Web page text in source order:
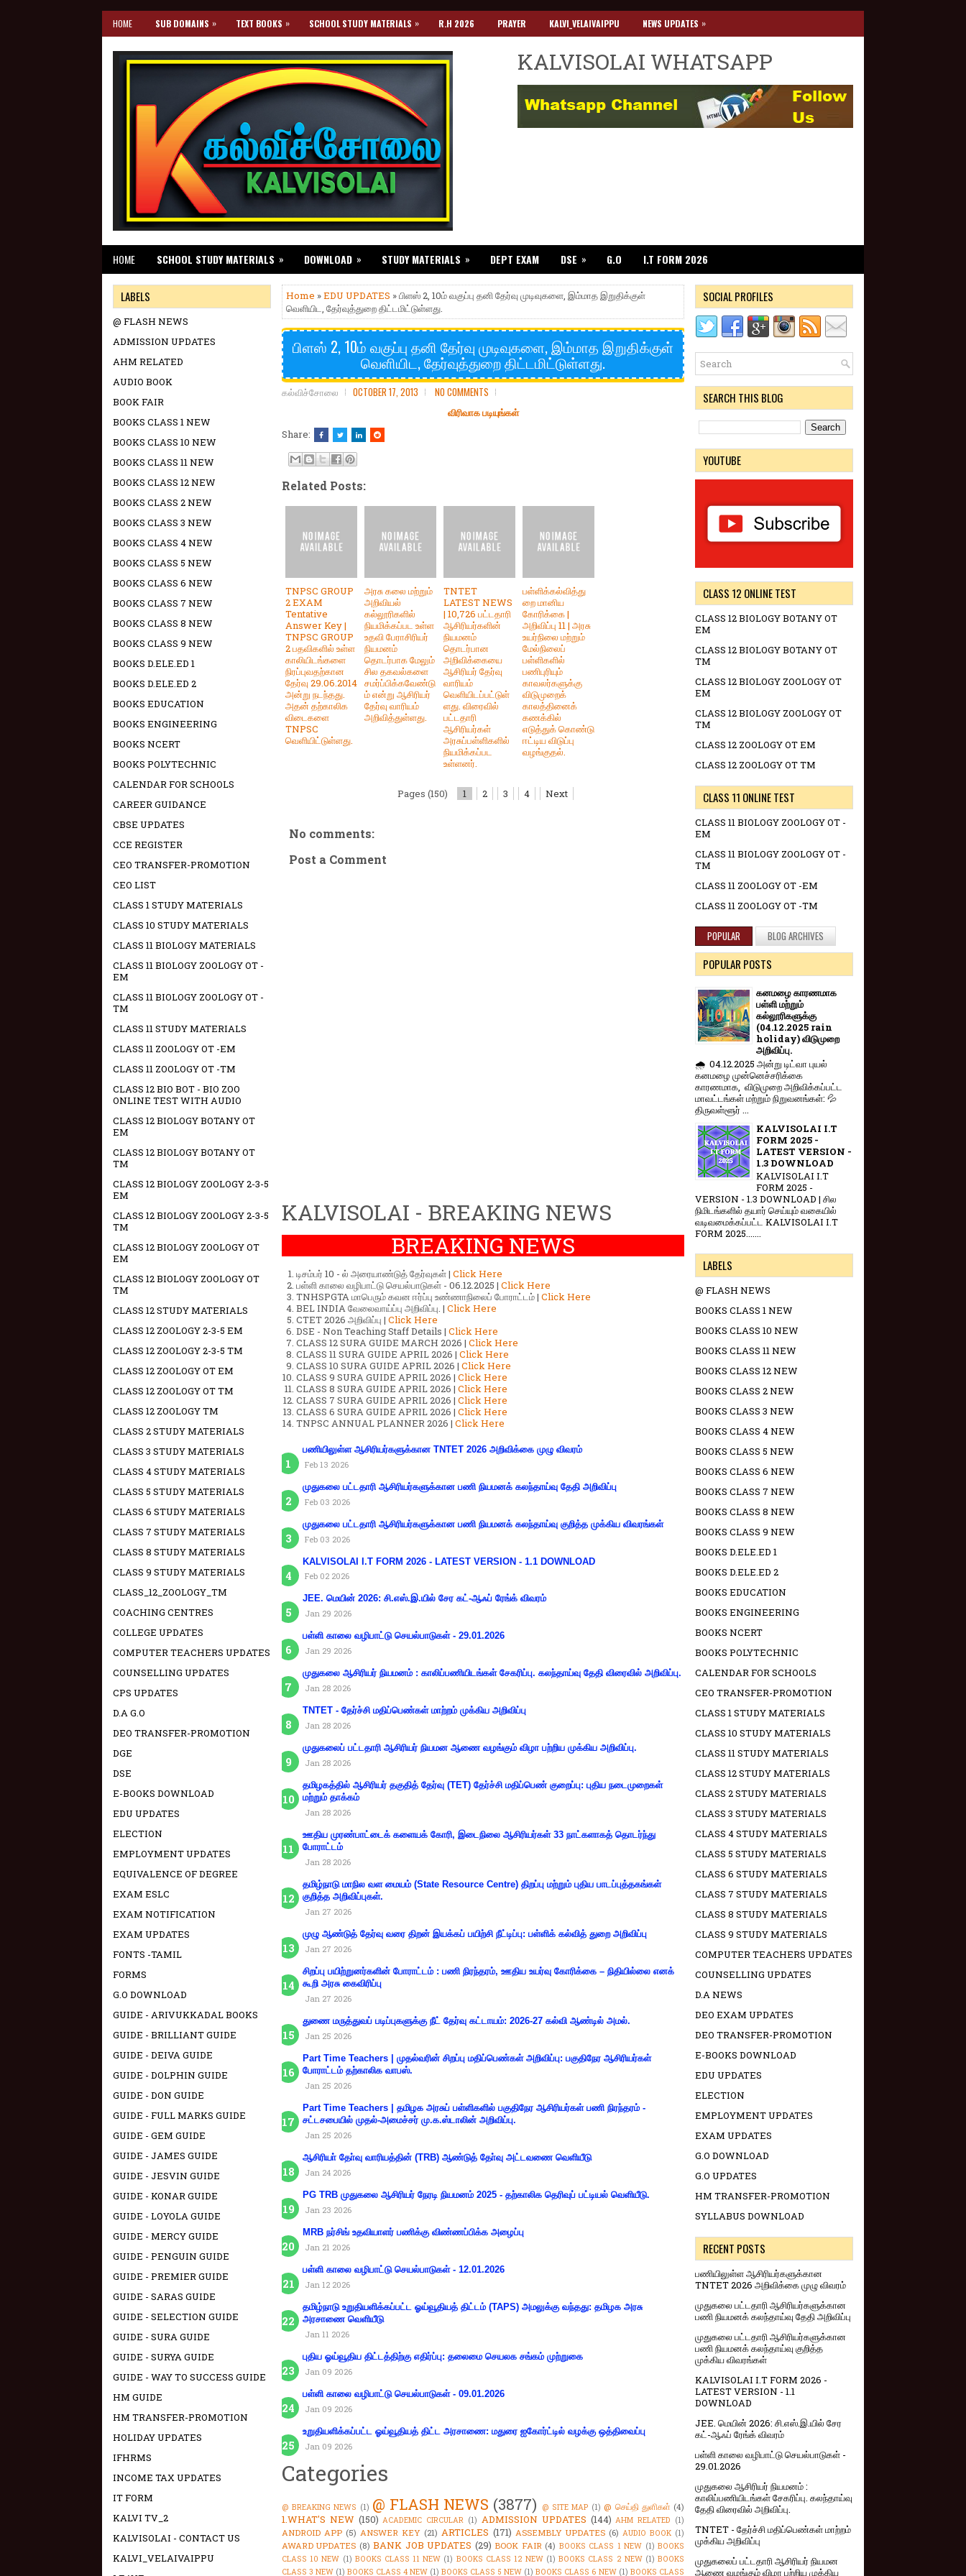
HOME SUB DOMAINS » TEXT BOOKS » SCHOOL STUDY MATERIALS » R.H 2026 PRAYER KALVI_VELAIVAIPPU NEWS UPDATES »
KALVISOLAI WHATSAPP
HOME SCHOOL STUDY MATERIALS » DOWNLOAD » STUDY MATERIALS » DEPT EXAM DSE » G.O I.T FORM 2026
Home »EDU UPDATES » பிளஸ் 2, 10ம் வகுப்பு தனி தேர்வு முடிவுகளை, இம்மாத இறுதிக்குள்
வெளியிட, தேர்வுத்துறை திட்டமிட்டுள்ளது.
பிளஸ் 2, 10ம் வகுப்பு தனி தேர்வு முடிவுகளை, இம்மாத இறுதிக்குள்
வெளியிட, தேர்வுத்துறை திட்டமிட்டுள்ளது.
கல்விச்சோலை OCTOBER 17, 2013 NO COMMENTS
விரிவாக படியுங்கள்
Share:
Related Posts:
TNPSC GROUP
2 EXAM
Tentative
Answer Key |
TNPSC GROUP
2 பதவிகளில் உள்ள
காலியிடங்களை
நிரப்புவதற்கான
தேர்வு 29.06.2014
அன்று நடந்தது.
அதன் தற்காலிக
விடைகளை
TNPSC
வெளியிட்டுள்ளது.
அரசு கலை மற்றும்
அறிவியல்
கல்லூரிகளில்
நியமிக்கப்பட உள்ள
உதவி பேராசிரியர்
நியமனம்
தொடர்பாக மேலும்
சில தகவல்களை
சமர்ப்பிக்கவேண்டு
ம் என்று ஆசிரியர்
தேர்வு வாரியம்
அறிவித்துள்ளது.
TNTET
LATEST NEWS
| 10,726 பட்டதாரி
ஆசிரியர்களின்
நியமனம்
தொடர்பான
அறிவிக்கையை
ஆசிரியர் தேர்வு
வாரியம்
வெளியிடப்பட்டுள்
ளது. விரைவில்
பட்டதாரி
ஆசிரியர்கள்
அரசுப்பள்ளிகளில்
நியமிக்கப்பட
உள்ளனர்.
பள்ளிக்கல்வித்து
றை மானிய
கோரிக்கை |
அறிவிப்பு 11 | அரசு
உயர்நிலை மற்றும்
மேல்நிலைப்
பள்ளிகளில்
பணிபுரியும்
காவலர்களுக்கு
விடுமுறைக்
காலத்தினைக்
கணக்கில்
எடுத்துக் கொண்டு
ஈட்டிய விடுப்பு
வழங்குதல்.
Pages (150) 1 2 3 4 Next
No comments:
Post a Comment
KALVISOLAI - BREAKING NEWS
BREAKING NEWS
டிசம்பர் 10 - ல் அரையாண்டுத் தேர்வுகள் | Click Here
பள்ளி காலை வழிபாட்டு செயல்பாடுகள் - 06.12.2025 | Click Here
TNHSPGTA மாபெரும் கவன ஈர்ப்பு உண்ணாநிலைப் போராட்டம் | Click Here
BEL INDIA வேலைவாய்ப்பு அறிவிப்பு. | Click Here
CTET 2026 அறிவிப்பு | Click Here
DSE - Non Teaching Staff Details | Click Here
CLASS 12 SURA GUIDE MARCH 2026 | Click Here
CLASS 11 SURA GUIDE APRIL 2026 | Click Here
CLASS 10 SURA GUIDE APRIL 2026 | Click Here
CLASS 9 SURA GUIDE APRIL 2026 | Click Here
CLASS 8 SURA GUIDE APRIL 2026 | Click Here
CLASS 7 SURA GUIDE APRIL 2026 | Click Here
CLASS 6 SURA GUIDE APRIL 2026 | Click Here
TNPSC ANNUAL PLANNER 2026 | Click Here
பணியிலுள்ள ஆசிரியர்களுக்கான TNTET 2026 அறிவிக்கை முழு விவரம்
Feb 13 2026
முதுகலை பட்டதாரி ஆசிரியர்களுக்கான பணி நியமனக் கலந்தாய்வு தேதி அறிவிப்பு
Feb 03 2026
முதுகலை பட்டதாரி ஆசிரியர்களுக்கான பணி நியமனக் கலந்தாய்வு குறித்த முக்கிய விவரங்கள்
Feb 03 2026
KALVISOLAI I.T FORM 2026 - LATEST VERSION - 1.1 DOWNLOAD
Feb 02 2026
JEE. மெயின் 2026: சி.எஸ்.இ.யில் சேர கட்-ஆஃப் ரேங்க் விவரம்
Jan 29 2026
பள்ளி காலை வழிபாட்டு செயல்பாடுகள் - 29.01.2026
Jan 29 2026
முதுகலை ஆசிரியர் நியமனம் : காலிப்பணியிடங்கள் சேகரிப்பு. கலந்தாய்வு தேதி விரைவில் அறிவிப்பு.
Jan 28 2026
TNTET - தேர்ச்சி மதிப்பெண்கள் மாற்றம் முக்கிய அறிவிப்பு
Jan 28 2026
முதுகலைப் பட்டதாரி ஆசிரியர் நியமன ஆணை வழங்கும் விழா பற்றிய முக்கிய அறிவிப்பு.
Jan 28 2026
தமிழகத்தில் ஆசிரியர் தகுதித் தேர்வு (TET) தேர்ச்சி மதிப்பெண் குறைப்பு: புதிய நடைமுறைகள்
மற்றும் தாக்கம்
Jan 28 2026
ஊதிய முரண்பாட்டைக் களையக் கோரி, இடைநிலை ஆசிரியர்கள் 33 நாட்களாகத் தொடர்ந்து
போராட்டம்
Jan 28 2026
தமிழ்நாடு மாநில வள மையம் (State Resource Centre) திறப்பு மற்றும் புதிய பாடப்புத்தகங்கள்
குறித்த அறிவிப்புகள்.
Jan 27 2026
முழு ஆண்டுத் தேர்வு வரை திறன் இயக்கப் பயிற்சி நீட்டிப்பு: பள்ளிக் கல்வித் துறை அறிவிப்பு
Jan 27 2026
சிறப்பு பயிற்றுனர்களின் போராட்டம் : பணி நிரந்தரம், ஊதிய உயர்வு கோரிக்கை – நிதியில்லை எனக்
கூறி அரசு கைவிரிப்பு
Jan 27 2026
துணை மருத்துவப் படிப்புகளுக்கு நீட் தேர்வு கட்டாயம்: 2026-27 கல்வி ஆண்டில் அமல்.
Jan 25 2026
Part Time Teachers | முதல்வரின் சிறப்பு மதிப்பெண்கள் அறிவிப்பு: பகுதிநேர ஆசிரியர்கள்
போராட்டம் தற்காலிக வாபஸ்.
Jan 25 2026
Part Time Teachers | தமிழக அரசுப் பள்ளிகளில் பகுதிநேர ஆசிரியர்கள் பணி நிரந்தரம் -
சட்டசபையில் முதல்-அமைச்சர் மு.க.ஸ்டாலின் அறிவிப்பு.
Jan 25 2026
ஆசிரியா் தோ்வு வாரியத்தின் (TRB) ஆண்டுத் தோ்வு அட்டவணை வெளியீடு
Jan 24 2026
PG TRB முதுகலை ஆசிரியர் நேரடி நியமனம் 2025 - தற்காலிக தெரிவுப் பட்டியல் வெளியீடு.
Jan 23 2026
MRB நர்சிங் உதவியாளர் பணிக்கு விண்ணப்பிக்க அழைப்பு
Jan 21 2026
பள்ளி காலை வழிபாட்டு செயல்பாடுகள் - 12.01.2026
Jan 12 2026
தமிழ்நாடு உறுதியளிக்கப்பட்ட ஓய்வூதியத் திட்டம் (TAPS) அமலுக்கு வந்தது: தமிழக அரசு
அரசாணை வெளியீடு
Jan 11 2026
புதிய ஓய்வூதிய திட்டத்திற்கு எதிர்ப்பு: தலைமை செயலக சங்கம் முற்றுகை
Jan 09 2026
பள்ளி காலை வழிபாட்டு செயல்பாடுகள் - 09.01.2026
Jan 09 2026
உறுதியளிக்கப்பட்ட ஓய்வூதியத் திட்ட அரசாணை: மதுரை ஐகோர்ட்டில் வழக்கு ஒத்திவைப்பு
Jan 09 2026
Categories
@ BREAKING NEWS (1) @ FLASH NEWS (3877) @ SITE MAP (1) @ செய்தி துளிகள் (4)
1.WHAT'S NEW (150) ACADEMIC CIRCULAR (1) ADMISSION UPDATES (144) AHM RELATED (1)
ANDROID APP (5) ANSWER KEY (21) ARTICLES (171) ASSEMBLY UPDATES (6) AUDIO BOOK (1)
AWARD UPDATES (8) BANK JOB UPDATES (29) BOOK FAIR (4) BOOKS CLASS 1 NEW (1) BOOKS
CLASS 10 NEW (1) BOOKS CLASS 11 NEW (1) BOOKS CLASS 12 NEW (1) BOOKS CLASS 2 NEW (1) BOOKS
CLASS 3 NEW (1) BOOKS CLASS 4 NEW (1) BOOKS CLASS 5 NEW (1) BOOKS CLASS 6 NEW (1) BOOKS CLASS
LABELS
@ FLASH NEWS
ADMISSION UPDATES
AHM RELATED
AUDIO BOOK
BOOK FAIR
BOOKS CLASS 1 NEW
BOOKS CLASS 10 NEW
BOOKS CLASS 11 NEW
BOOKS CLASS 12 NEW
BOOKS CLASS 2 NEW
BOOKS CLASS 3 NEW
BOOKS CLASS 4 NEW
BOOKS CLASS 5 NEW
BOOKS CLASS 6 NEW
BOOKS CLASS 7 NEW
BOOKS CLASS 8 NEW
BOOKS CLASS 9 NEW
BOOKS D.ELE.ED 1
BOOKS D.ELE.ED 2
BOOKS EDUCATION
BOOKS ENGINEERING
BOOKS NCERT
BOOKS POLYTECHNIC
CALENDAR FOR SCHOOLS
CAREER GUIDANCE
CBSE UPDATES
CCE REGISTER
CEO TRANSFER-PROMOTION
CEO LIST
CLASS 1 STUDY MATERIALS
CLASS 10 STUDY MATERIALS
CLASS 11 BIOLOGY MATERIALS
CLASS 11 BIOLOGY ZOOLOGY OT -
EM
CLASS 11 BIOLOGY ZOOLOGY OT -
TM
CLASS 11 STUDY MATERIALS
CLASS 11 ZOOLOGY OT -EM
CLASS 11 ZOOLOGY OT -TM
CLASS 12 BIO BOT - BIO ZOO
ONLINE TEST WITH AUDIO
CLASS 12 BIOLOGY BOTANY OT
EM
CLASS 12 BIOLOGY BOTANY OT
TM
CLASS 12 BIOLOGY ZOOLOGY 2-3-5
EM
CLASS 12 BIOLOGY ZOOLOGY 2-3-5
TM
CLASS 12 BIOLOGY ZOOLOGY OT
EM
CLASS 12 BIOLOGY ZOOLOGY OT
TM
CLASS 12 STUDY MATERIALS
CLASS 12 ZOOLOGY 2-3-5 EM
CLASS 12 ZOOLOGY 2-3-5 TM
CLASS 12 ZOOLOGY OT EM
CLASS 12 ZOOLOGY OT TM
CLASS 12 ZOOLOGY TM
CLASS 2 STUDY MATERIALS
CLASS 3 STUDY MATERIALS
CLASS 4 STUDY MATERIALS
CLASS 5 STUDY MATERIALS
CLASS 6 STUDY MATERIALS
CLASS 7 STUDY MATERIALS
CLASS 8 STUDY MATERIALS
CLASS 9 STUDY MATERIALS
CLASS_12_ZOOLOGY_TM
COACHING CENTRES
COLLEGE UPDATES
COMPUTER TEACHERS UPDATES
COUNSELLING UPDATES
CPS UPDATES
D.A G.O
DEO TRANSFER-PROMOTION
DGE
DSE
E-BOOKS DOWNLOAD
EDU UPDATES
ELECTION
EMPLOYMENT UPDATES
EQUIVALENCE OF DEGREE
EXAM ESLC
EXAM NOTIFICATION
EXAM UPDATES
FONTS -TAMIL
FORMS
G.O DOWNLOAD
GUIDE - ARIVUKKADAL BOOKS
GUIDE - BRILLIANT GUIDE
GUIDE - DEIVA GUIDE
GUIDE - DOLPHIN GUIDE
GUIDE - DON GUIDE
GUIDE - FULL MARKS GUIDE
GUIDE - GEM GUIDE
GUIDE - JAMES GUIDE
GUIDE - JESVIN GUIDE
GUIDE - KONAR GUIDE
GUIDE - LOYOLA GUIDE
GUIDE - MERCY GUIDE
GUIDE - PENGUIN GUIDE
GUIDE - PREMIER GUIDE
GUIDE - SARAS GUIDE
GUIDE - SELECTION GUIDE
GUIDE - SURA GUIDE
GUIDE - SURYA GUIDE
GUIDE - WAY TO SUCCESS GUIDE
HM GUIDE
HM TRANSFER-PROMOTION
HOLIDAY UPDATES
IFHRMS
INCOME TAX UPDATES
IT FORM
KALVI TV_2
KALVISOLAI - CONTACT US
KALVI_VELAIVAIPPU
SOCIAL PROFILES
SEARCH THIS BLOG
YOUTUBE
CLASS 12 ONLINE TEST
CLASS 12 BIOLOGY BOTANY OT
EM
CLASS 12 BIOLOGY BOTANY OT
TM
CLASS 12 BIOLOGY ZOOLOGY OT
EM
CLASS 12 BIOLOGY ZOOLOGY OT
TM
CLASS 12 ZOOLOGY OT EM
CLASS 12 ZOOLOGY OT TM
CLASS 11 ONLINE TEST
CLASS 11 BIOLOGY ZOOLOGY OT -
EM
CLASS 11 BIOLOGY ZOOLOGY OT -
TM
CLASS 11 ZOOLOGY OT -EM
CLASS 11 ZOOLOGY OT -TM
POPULAR BLOG ARCHIVES
POPULAR POSTS
கனமழை காரணமாக
பள்ளி மற்றும்
கல்லூரிகளுக்கு
(04.12.2025 rain
holiday) விடுமுறை
அறிவிப்பு.
🌧️ 04.12.2025 அன்று டிட்வா புயல்
கனமழை முன்னெச்சரிக்கை
காரணமாக, விடுமுறை அறிவிக்கப்பட்ட
மாவட்டங்கள் மற்றும் நிறுவனங்கள்: 💦
திருவள்ளூர் ...
KALVISOLAI I.T
FORM 2025 -
LATEST VERSION -
1.3 DOWNLOAD
KALVISOLAI I.T
FORM 2025 -
VERSION - 1.3 DOWNLOAD | சில
நிமிடங்களில் தயார் செய்யும் வகையில்
வடிவமைக்கப்பட்ட KALVISOLAI I.T
FORM 2025.......
LABELS
@ FLASH NEWS
BOOKS CLASS 1 NEW
BOOKS CLASS 10 NEW
BOOKS CLASS 11 NEW
BOOKS CLASS 12 NEW
BOOKS CLASS 2 NEW
BOOKS CLASS 3 NEW
BOOKS CLASS 4 NEW
BOOKS CLASS 5 NEW
BOOKS CLASS 6 NEW
BOOKS CLASS 7 NEW
BOOKS CLASS 8 NEW
BOOKS CLASS 9 NEW
BOOKS D.ELE.ED 1
BOOKS D.ELE.ED 2
BOOKS EDUCATION
BOOKS ENGINEERING
BOOKS NCERT
BOOKS POLYTECHNIC
CALENDAR FOR SCHOOLS
CEO TRANSFER-PROMOTION
CLASS 1 STUDY MATERIALS
CLASS 10 STUDY MATERIALS
CLASS 11 STUDY MATERIALS
CLASS 12 STUDY MATERIALS
CLASS 2 STUDY MATERIALS
CLASS 3 STUDY MATERIALS
CLASS 4 STUDY MATERIALS
CLASS 5 STUDY MATERIALS
CLASS 6 STUDY MATERIALS
CLASS 7 STUDY MATERIALS
CLASS 8 STUDY MATERIALS
CLASS 9 STUDY MATERIALS
COMPUTER TEACHERS UPDATES
COUNSELLING UPDATES
D.A NEWS
DEO EXAM UPDATES
DEO TRANSFER-PROMOTION
E-BOOKS DOWNLOAD
EDU UPDATES
ELECTION
EMPLOYMENT UPDATES
EXAM UPDATES
G.O DOWNLOAD
G.O UPDATES
HM TRANSFER-PROMOTION
SYLLABUS DOWNLOAD
RECENT POSTS
பணியிலுள்ள ஆசிரியர்களுக்கான
TNTET 2026 அறிவிக்கை முழு விவரம்
முதுகலை பட்டதாரி ஆசிரியர்களுக்கான
பணி நியமனக் கலந்தாய்வு தேதி அறிவிப்பு
முதுகலை பட்டதாரி ஆசிரியர்களுக்கான
பணி நியமனக் கலந்தாய்வு குறித்த
முக்கிய விவரங்கள்
KALVISOLAI I.T FORM 2026 -
LATEST VERSION - 1.1
DOWNLOAD
JEE. மெயின் 2026: சி.எஸ்.இ.யில் சேர
கட்-ஆஃப் ரேங்க் விவரம்
பள்ளி காலை வழிபாட்டு செயல்பாடுகள் -
29.01.2026
முதுகலை ஆசிரியர் நியமனம் :
காலிப்பணியிடங்கள் சேகரிப்பு. கலந்தாய்வு
தேதி விரைவில் அறிவிப்பு.
TNTET - தேர்ச்சி மதிப்பெண்கள் மாற்றம்
முக்கிய அறிவிப்பு
முதுகலைப் பட்டதாரி ஆசிரியர் நியமன
ஆணை வழங்கும் விழா பற்றிய முக்கிய